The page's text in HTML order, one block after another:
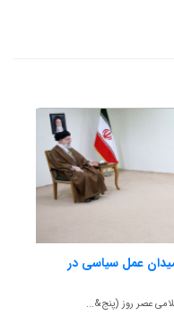
عمل سیاسی در
عصر روز (پنج&...